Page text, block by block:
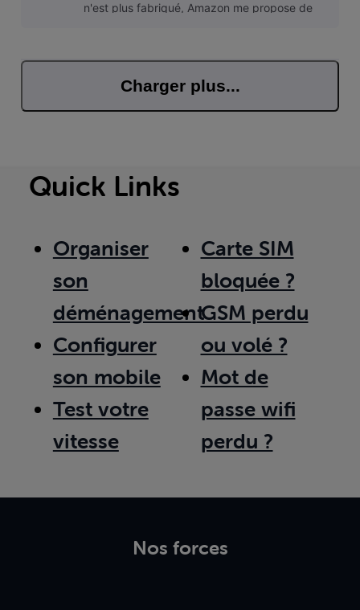
n'est plus fabriqué, Amazon me propose de
Charger plus...
Quick Links
Organiser
son
déménagement
Configurer
son mobile
Test votre
vitesse
Carte SIM
bloquée ?
GSM perdu
ou volé ?
Mot de
passe wifi
perdu ?
Nos forces